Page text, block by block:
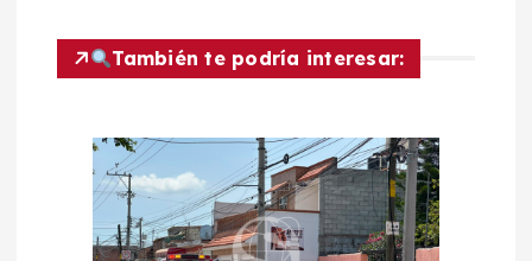
e
También te podría interesar: